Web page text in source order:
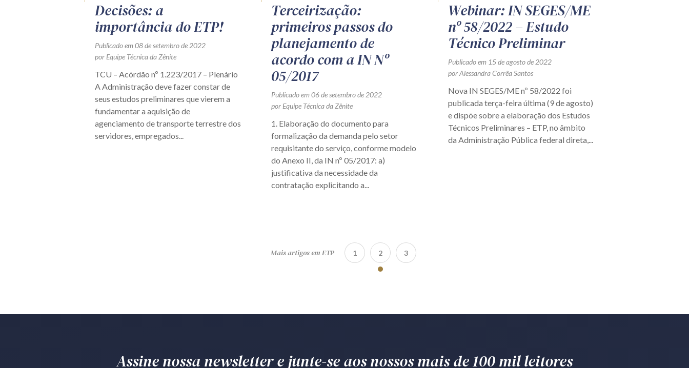
Decisões: a
importância do ETP!
Publicado em 08 de setembro de 2022
por Equipe Técnica da Zênite
TCU – Acórdão nº 1.223/2017 – Plenário
A Administração deve fazer constar de
seus estudos preliminares que vierem a
fundamentar a aquisição de
agenciamento de transporte terrestre dos
servidores, empregados...
Terceirização:
primeiros passos do
planejamento de
acordo com a IN Nº
05/2017
Publicado em 06 de setembro de 2022
por Equipe Técnica da Zênite
1. Elaboração do documento para
formalização da demanda pelo setor
requisitante do serviço, conforme modelo
do Anexo II, da IN nº 05/2017: a)
justificativa da necessidade da
contratação explicitando a...
Webinar: IN SEGES/ME
nº 58/2022 – Estudo
Técnico Preliminar
Publicado em 15 de agosto de 2022
por Alessandra Corrêa Santos
Nova IN SEGES/ME nº 58/2022 foi
publicada terça-feira última (9 de agosto)
e dispõe sobre a elaboração dos Estudos
Técnicos Preliminares – ETP, no âmbito
da Administração Pública federal direta,...
Mais artigos em ETP 1 2 3
Assine nossa newsletter e junte-se aos nossos mais de 100 mil leitores